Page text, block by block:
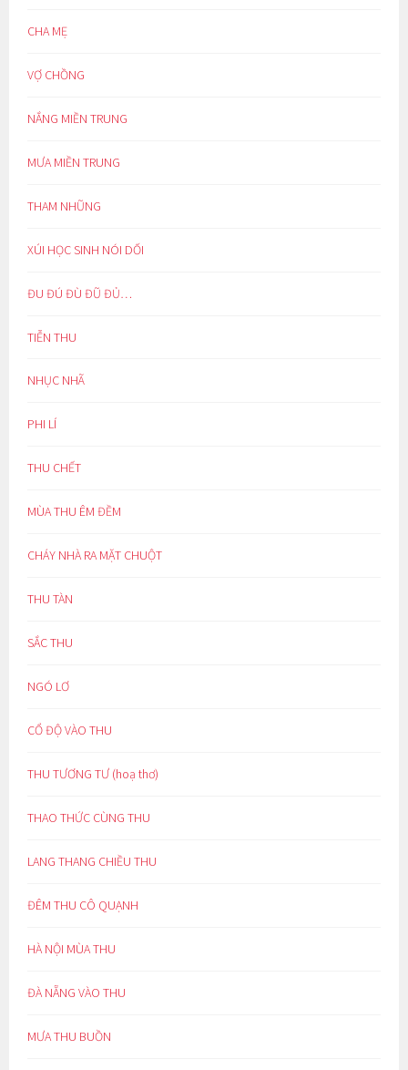
CHA MẸ
VỢ CHỒNG
NẮNG MIỀN TRUNG
MƯA MIỀN TRUNG
THAM NHŨNG
XÚI HỌC SINH NÓI DỐI
ĐU ĐÚ ĐÙ ĐŨ ĐỦ…
TIỄN THU
NHỤC NHÃ
PHI LÍ
THU CHẾT
MÙA THU ÊM ĐỀM
CHÁY NHÀ RA MẶT CHUỘT
THU TÀN
SẮC THU
NGÓ LƠ
CỔ ĐỘ VÀO THU
THU TƯƠNG TƯ (hoạ thơ)
THAO THỨC CÙNG THU
LANG THANG CHIỀU THU
ĐÊM THU CÔ QUẠNH
HÀ NỘI MÙA THU
ĐÀ NẴNG VÀO THU
MƯA THU BUỒN